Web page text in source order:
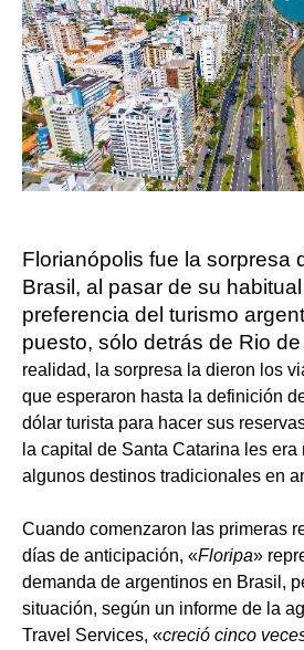
Florianópolis fue la sorpresa
Brasil, al pasar de su
preferencia del turismo
puesto, sólo detrás de Rio
realidad, la sorpresa la dieron los
que esperaron hasta la definición
dólar turista para hacer sus
la capital de Santa Catarina les
algunos destinos tradicionales en
Cuando comenzaron las primeras
días de anticipación, «Floripa»
demanda de argentinos en Brasil,
situación, según un informe de la
Travel Services, «creció cinco